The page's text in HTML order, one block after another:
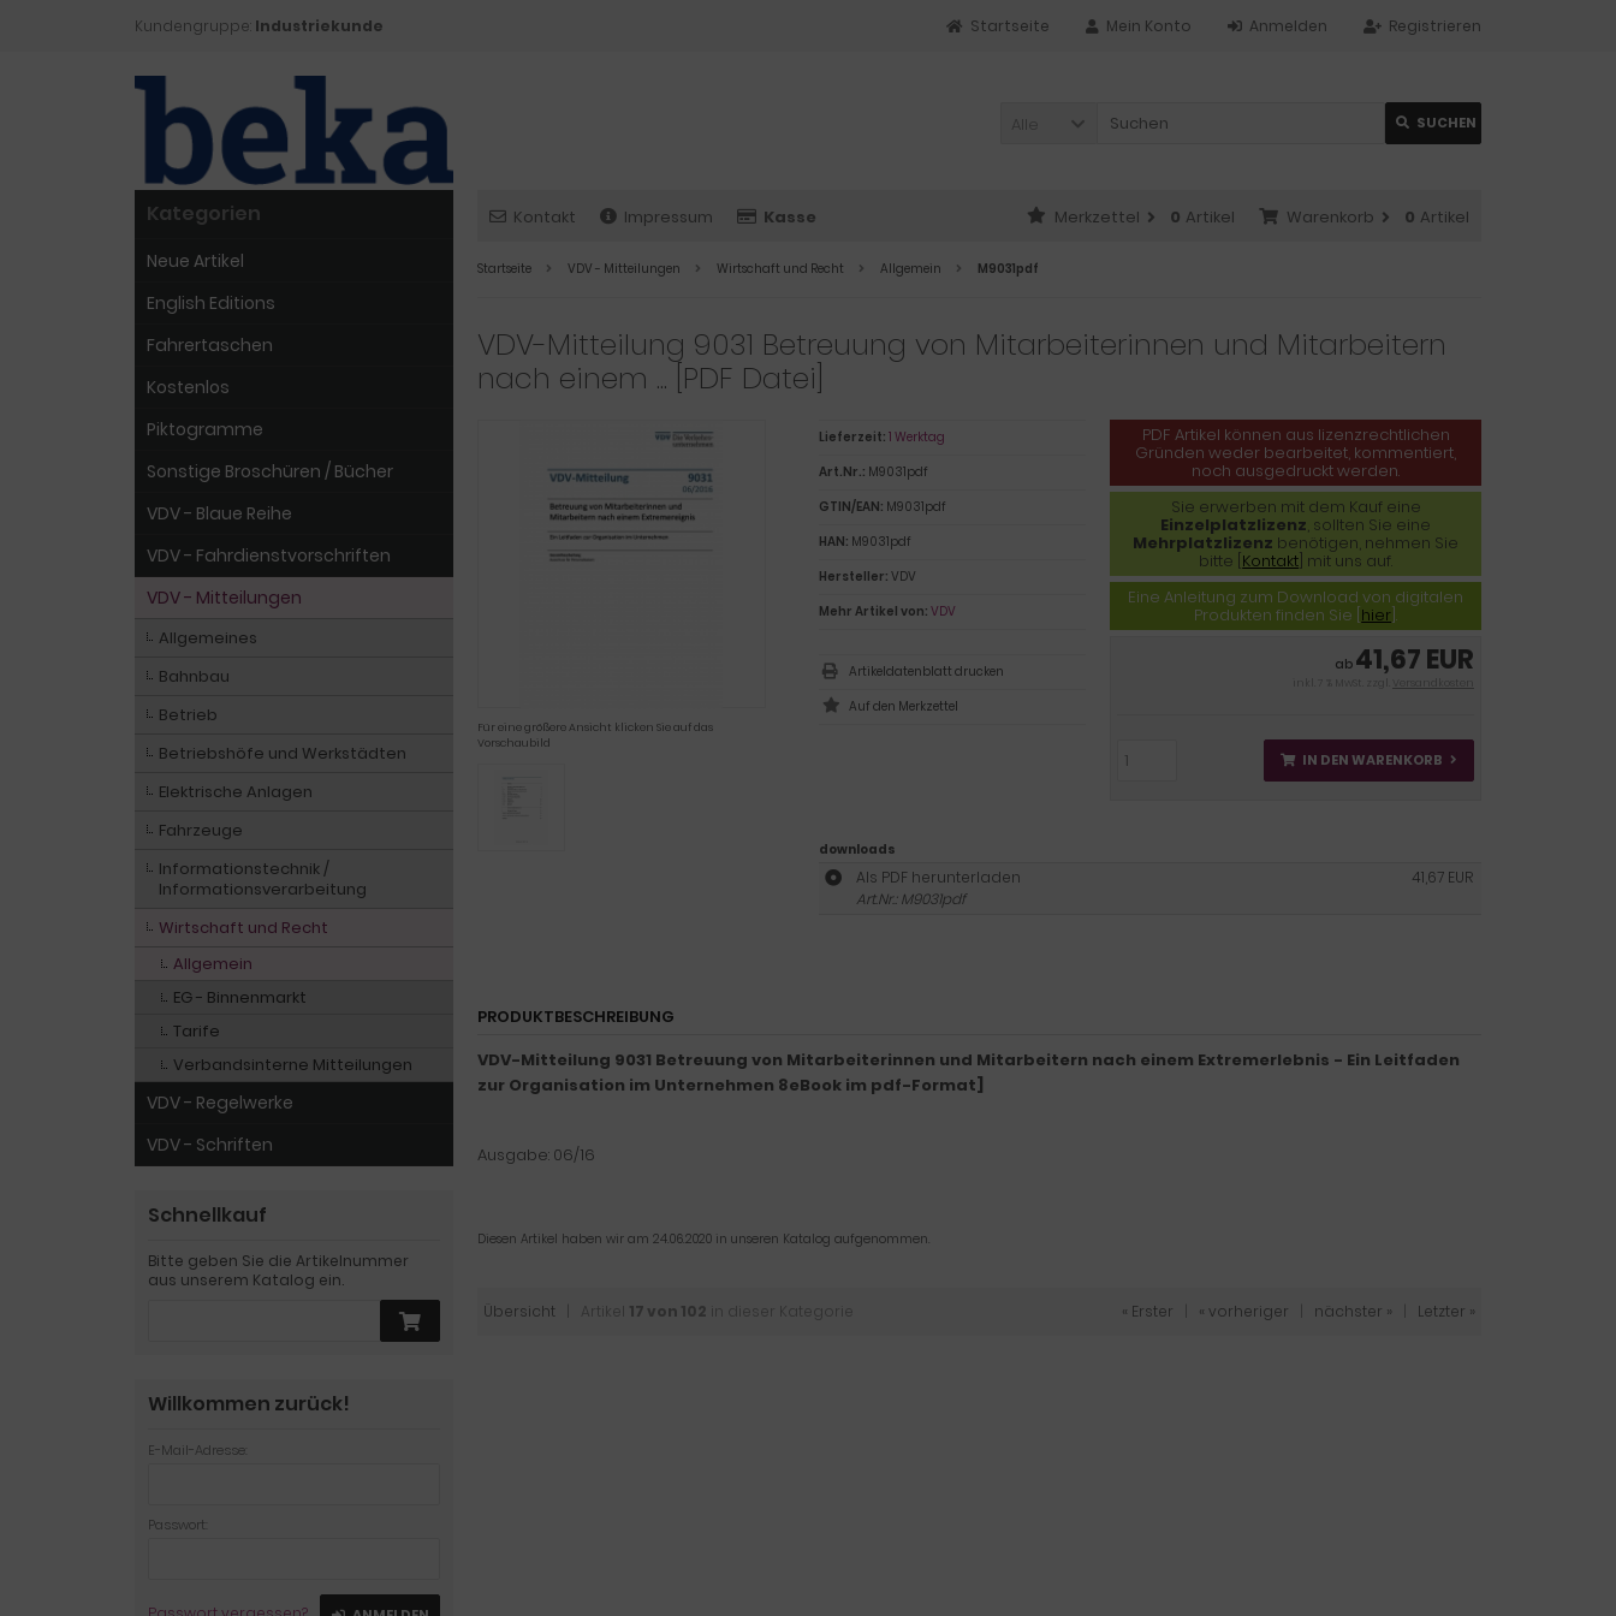
Kundengruppe: Industriekunde Registrieren
Anmelden
Mein Konto
Startseite
Alle SUCHEN
Kontakt Impressum Kasse Warenkorb 0 Artikel
Merkzettel 0 Artikel
Startseite VDV - Mitteilungen Wirtschaft und Recht Allgemein M9031pdf
VDV-Mitteilung 9031 Betreuung von Mitarbeiterinnen und Mitarbeitern
nach einem ... [PDF Datei]
Für eine größere Ansicht klicken Sie auf das
Vorschaubild
PDF Artikel können aus lizenzrechtlichen
Gründen weder bearbeitet, kommentiert,
noch ausgedruckt werden.
Sie erwerben mit dem Kauf eine
Einzelplatzlizenz, sollten Sie eine
Mehrplatzlizenz benötigen, nehmen Sie
bitte [Kontakt] mit uns auf.
Eine Anleitung zum Download von digitalen
Produkten finden Sie [hier].
ab 41,67 EUR
inkl. 7 % MwSt. zzgl. Versandkosten
IN DEN WARENKORB
Lieferzeit: 1 Werktag
Art.Nr.: M9031pdf
GTIN/EAN: M9031pdf
HAN: M9031pdf
Hersteller: VDV
Mehr Artikel von: VDV
Artikeldatenblatt drucken
downloads
Als PDF herunterladen
41,67 EUR
Art.Nr.: M9031pdf
PRODUKTBESCHREIBUNG
VDV-Mitteilung 9031 Betreuung von Mitarbeiterinnen und Mitarbeitern nach einem Extremerlebnis - Ein Leitfaden
zur Organisation im Unternehmen 8eBook im pdf-Format]
Ausgabe: 06/16
Diesen Artikel haben wir am 24.06.2020 in unseren Katalog aufgenommen.
Übersicht | Artikel 17 von 102 in dieser Kategorie « Erster « vorheriger nächster » Letzter »
Kategorien
Neue Artikel
English Editions
Fahrertaschen
Kostenlos
Piktogramme
Sonstige Broschüren / Bücher
VDV - Blaue Reihe
VDV - Fahrdienstvorschriften
VDV - Mitteilungen
Allgemeines
Bahnbau
Betrieb
Betriebshöfe und Werkstädten
Elektrische Anlagen
Fahrzeuge
Informationstechnik /
Informationsverarbeitung
Wirtschaft und Recht
Allgemein
EG - Binnenmarkt
Tarife
Verbandsinterne Mitteilungen
VDV - Regelwerke
VDV - Schriften
Schnellkauf
Bitte geben Sie die Artikelnummer
aus unserem Katalog ein.
Willkommen zurück!
E-Mail-Adresse:
Passwort: